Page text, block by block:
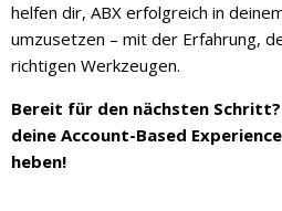
helfen dir, ABX erfolgreich in
umzusetzen – mit der Erfahrung,
richtigen Werkzeugen.
Bereit für den nächsten Schritt?
deine Account-Based
heben!